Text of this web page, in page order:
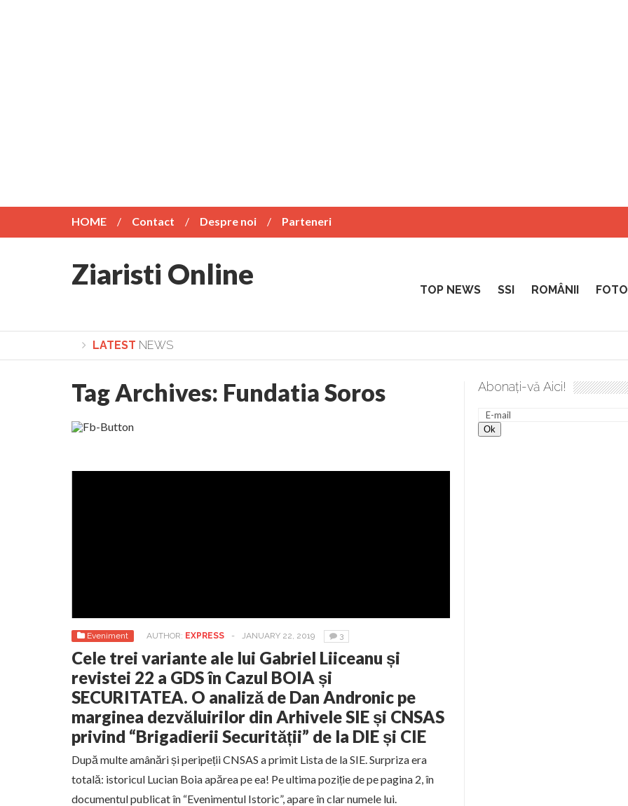
HOME Contact Despre noi Parteneri
Ziaristi Online TOP NEWS SSI ROMÂNII
LATEST NEWS
Lepădarea de sine și urmarea lui Hristos. Calea spre desăvârșire. Gând de duminică de Elena Solunca Moise
Tag Archives: Fundatia Soros
Eveniment AUTHOR: EXPRESS - JANUARY 22, 2019 3
Cele trei variante ale lui Gabriel Liiceanu și
revistei 22 a GDS în Cazul BOIA și
SECURITATEA. O analiză de Dan Andronic pe
marginea dezvăluirilor din Arhivele SIE și CNSAS
privind “Brigadierii Securității” de la DIE și CIE
După multe amânări și peripeții CNSAS a primit Lista de la SIE. Surpriza era
totală: istoricul Lucian Boia apărea pe ea! Pe ultima poziție de pe pagina 2, în
documentul publicat în “Evenimentul Istoric”, apare în clar numele lui.
Abonați-vă Aici!